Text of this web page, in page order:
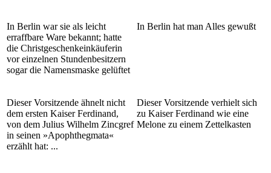
In Berlin war sie als leicht
erraffbare Ware bekannt; hatte
die Christgeschenkeinkäuferin
vor einzelnen Stundenbesitzern
sogar die Namensmaske gelüftet
In Berlin hat man Alles gewußt
Dieser Vorsitzende ähnelt nicht
dem ersten Kaiser Ferdinand,
von dem Julius Wilhelm Zincgref
in seinen »Apophthegmata«
erzählt hat: ...
Dieser Vorsitzende verhielt sich
zu Kaiser Ferdinand wie eine
Melone zu einem Zettelkasten